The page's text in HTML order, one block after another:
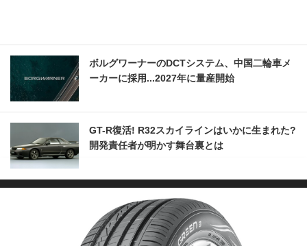
ボルグワーナーのDCTシステム、中国二輪車メ
ーカーに採用...2027年に量産開始
GT-R復活! R32スカイラインはいかに生まれた?
開発責任者が明かす舞台裏とは